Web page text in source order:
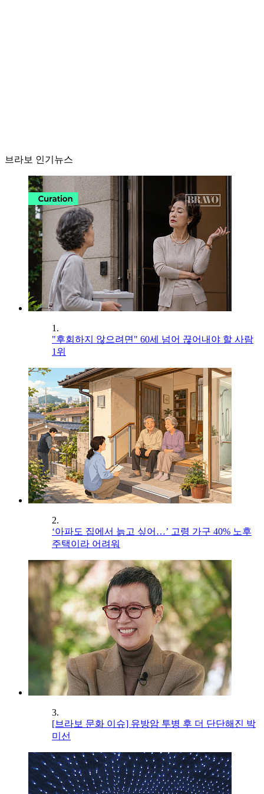
브라보 인기뉴스
1.
"후회하지 않으려면" 60세 넘어 끊어내야 할 사람
1위
2.
‘아파도 집에서 늙고 싶어…’ 고령 가구 40% 노후
주택이라 어려워
3.
[브라보 문화 이슈] 유방암 투병 후 더 단단해진 박
미선